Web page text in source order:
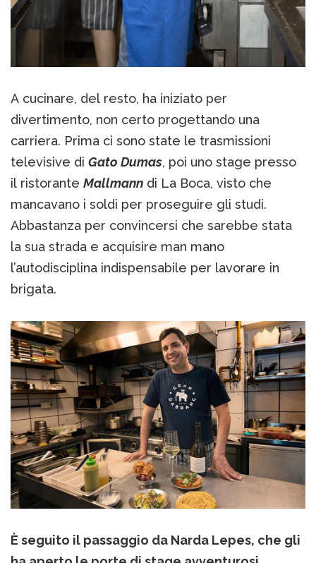
A cucinare, del resto, ha iniziato per
divertimento, non certo progettando una
carriera. Prima ci sono state le trasmissioni
televisive di Gato Dumas, poi uno stage presso
il ristorante Mallmann di La Boca, visto che
mancavano i soldi per proseguire gli studi.
Abbastanza per convincersi che sarebbe stata
la sua strada e acquisire man mano
l’autodisciplina indispensabile per lavorare in
brigata.
È seguito il passaggio da Narda Lepes, che gli